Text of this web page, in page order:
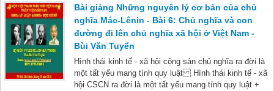
Bài giảng Những nguyên lý cơ bản của chủ
nghĩa Mác-Lênin - Bài 6: Chủ nghĩa và con
đường đi lên chủ nghĩa xã hội ở Việt Nam -
Bùi Văn Tuyển
Hình thái kinh tế - xã hội cộng sản chủ nghĩa ra đời là
một tất yếu mang tính quy luật Hình thái kinh tế - xã
hội CSCN ra đời là một tất yếu mang tính quy luật +